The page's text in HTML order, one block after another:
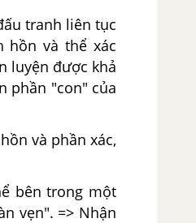
tranh liên tục
hồn và thể xác
luyện được khả
phần "con" của
và phần xác,
bên trong một
vẹn". => Nhận